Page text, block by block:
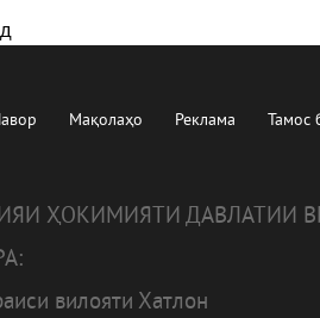
Мақолаҳо Реклама Тамос
ҲОКИМИЯТИ ДАВЛАТИИ
вилояти Хатлон